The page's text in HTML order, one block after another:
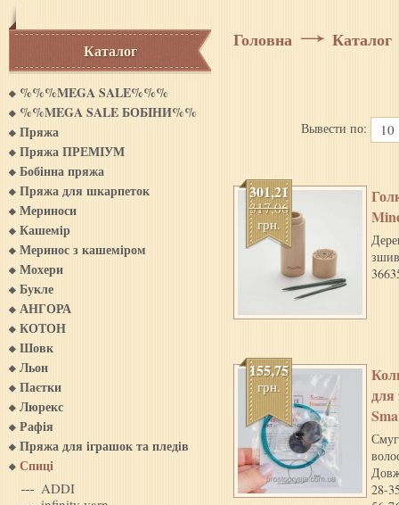
Каталог
%%%MEGA SALE%%%
%%MEGA SALE БОБIНИ%%
Пряжа
Пряжа ПРЕМІУМ
Бобінна пряжа
Пряжа для шкарпеток
Мериноси
Кашемiр
Меринос з кашемiром
Мохери
Букле
АНГОРА
КОТОН
Шовк
Льон
Паєтки
Люрекс
Рафія
Пряжа для iграшок та пледiв
Спиці
ADDI
Головна Каталог
Вывести по: 10
301,21
317,06
грн.
155,75
грн.
для
28-